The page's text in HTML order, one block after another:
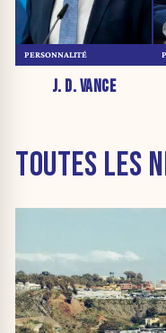
J. D. VANCE
PERSONNALITÉ
TOUTES LES